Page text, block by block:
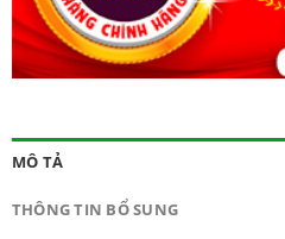
MÔ TẢ
THÔNG TIN BỔ SUNG